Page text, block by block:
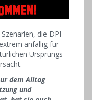
die DPI
anfällig für
Ursprungs
dem Alltag
und